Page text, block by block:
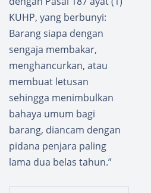
KUHP, yang berbunyi:
Barang siapa dengan
sengaja membakar,
menghancurkan, atau
membuat letusan
sehingga menimbulkan
bahaya umum bagi
barang, diancam dengan
pidana penjara paling
lama dua belas tahun.”